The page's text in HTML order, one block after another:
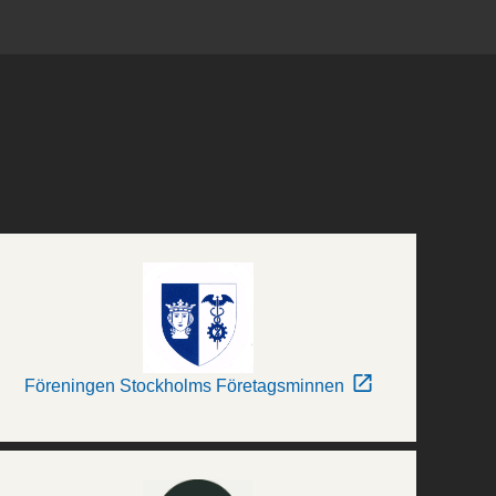
Föreningen Stockholms Företagsminnen